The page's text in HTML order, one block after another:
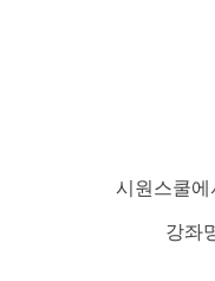
시원스쿨에
강좌